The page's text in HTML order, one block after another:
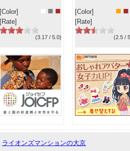
[Color] ■ ■
[Rate]
(3.17 / 5.0)
[Color] ■ ■
[Rate]
(2.5 /
ライオンズマンションの大京